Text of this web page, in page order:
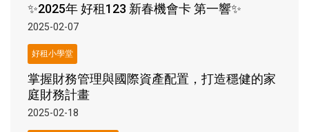
✨2025年 好租123 新春機會卡 第一響✨
2025-02-07
好租小學堂
掌握財務管理與國際資產配置，打造穩健的家
庭財務計畫
2025-02-18